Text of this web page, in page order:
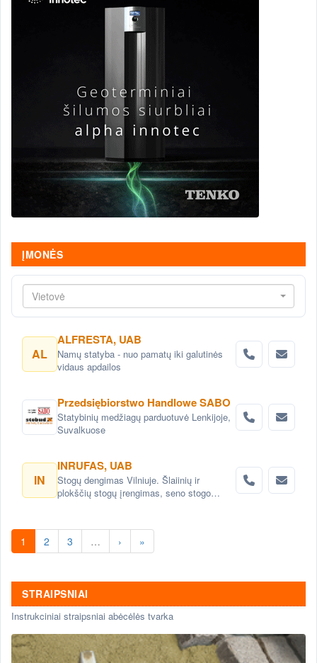
ĮMONĖS
Vietovė
AL
ALFRESTA, UAB
Namų statyba - nuo pamatų iki galutinės
vidaus apdailos
Przedsiębiorstwo Handlowe SABO
Statybinių medžiagų parduotuvė Lenkijoje,
Suvalkuose
IN
INRUFAS, UAB
Stogų dengimas Vilniuje. Šlaiinių ir
plokščių stogų įrengimas, seno stogo
Vilniuje. Stogų remonto darbai, stogo
renovacija Vilniuje.
1 2 3 … › »
STRAIPSNIAI
Instrukciniai straipsniai abėcėlės tvarka